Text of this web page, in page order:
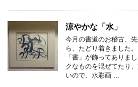
涼やかな「水」
今月の書道のお稽古、
ら、たどり着きました
「書」が飾ってありま
クなものを混ぜてたり
いので、水彩画 …